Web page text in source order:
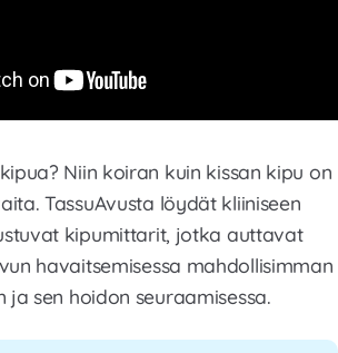
Niin koiran kuin kissan kipu on
TassuAvusta löydät kliiniseen
kipumittarit, jotka auttavat
havaitsemisessa mahdollisimman
ja sen hoidon seuraamisessa.